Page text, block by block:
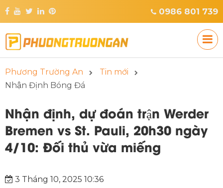
0986 801 739
Phương Trường An
Tin mới
Nhận Định Bóng Đá
Nhận định, dự đoán trận Werder
Bremen vs St. Pauli, 20h30 ngày
4/10: Đối thủ vừa miếng
3 Tháng 10, 2025 10:36